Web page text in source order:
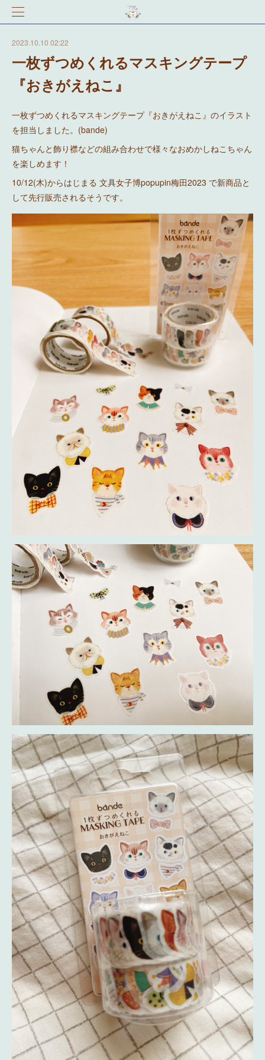
2023.10.10 02:22
一枚ずつめくれるマスキングテープ
『おきがえねこ』
一枚ずつめくれるマスキングテープ『おきがえねこ』のイラスト
を担当しました。(bande)
猫ちゃんと飾り襟などの組み合わせで様々なおめかしねこちゃん
を楽しめます！
10/12(木)からはじまる 文具女子博popupin梅田2023 で新商品と
して先行販売されるそうです。